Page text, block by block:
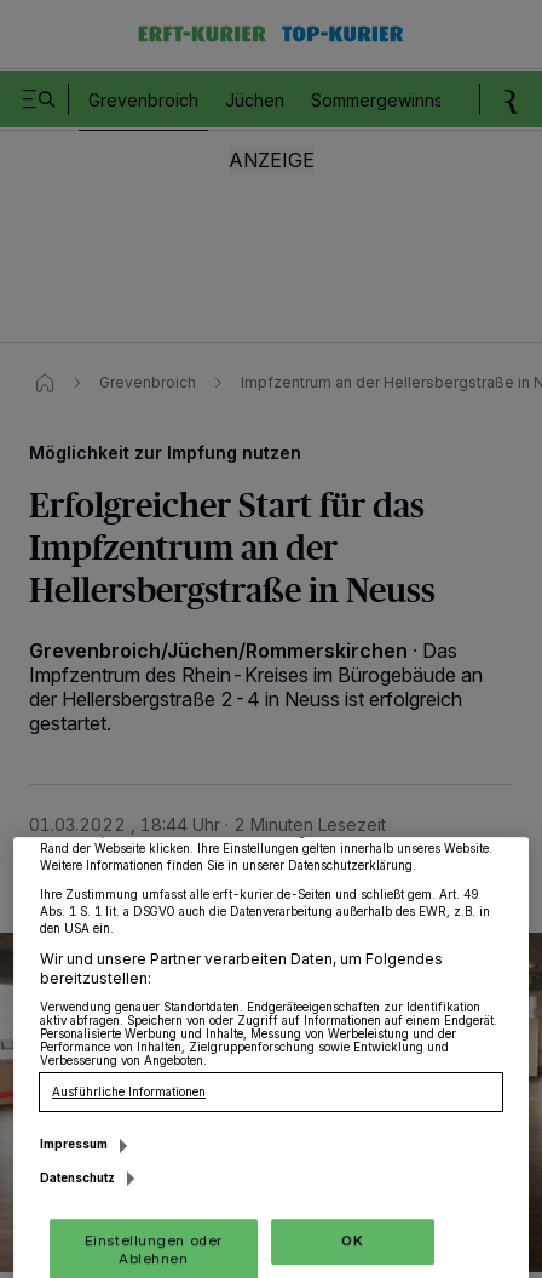
Grevenbroich Jüchen Sommergewinnspiel
Grevenbroich Impfzentrum an der Hellersbergstraße in
Möglichkeit zur Impfung nutzen
Erfolgreicher Start für das
Impfzentrum an der
Hellersbergstraße in Neuss
Grevenbroich/Jüchen/Rommerskirchen · Das
Impfzentrum des Rhein-Kreises im Bürogebäude an
der Hellersbergstraße 2-4 in Neuss ist erfolgreich
gestartet.
01.03.2022 , 18:44 Uhr 2 Minuten Lesezeit
218-Partner speichern und greifen auf personenbezogene Daten
wie Browserdaten oder eindeutige Kennungen auf Ihrem Gerät zu. Durch Auswahl
wieder aufrufen, um Ihre Einstellungen zu ändern oder Ihre Einwilligung zu
widerrufen, indem Sie auf den Link Einstellungen oder Ablehnen am unteren
Rand der Webseite klicken. Ihre Einstellungen gelten innerhalb unseres Website.
Weitere Informationen finden Sie in unserer Datenschutzerklärung.
Ihre Zustimmung umfasst alle erft-kurier.de-Seiten und schließt gem. Art. 49
Abs. 1 S. 1 lit. a DSGVO auch die Datenverarbeitung außerhalb des EWR, z.B. in
den USA ein.
Wir und unsere Partner verarbeiten Daten, um Folgendes
bereitzustellen:
Verwendung genauer Standortdaten. Endgeräteeigenschaften zur Identifikation
aktiv abfragen. Speichern von oder Zugriff auf Informationen auf einem Endgerät.
Personalisierte Werbung und Inhalte, Messung von Werbeleistung und der
Performance von Inhalten, Zielgruppenforschung sowie Entwicklung und
Verbesserung von Angeboten.
Ausführliche Informationen
Impressum
Datenschutz
Einstellungen oder
Ablehnen
OK